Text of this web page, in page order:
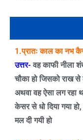
1.प्रातः काल का नभ
उत्तर- वह काफी नीला
चौका हो जिसको राख से
अथवा वह ऐसा लग रहा
केसर से धो दिया गया हो,
मल दी गयी हो